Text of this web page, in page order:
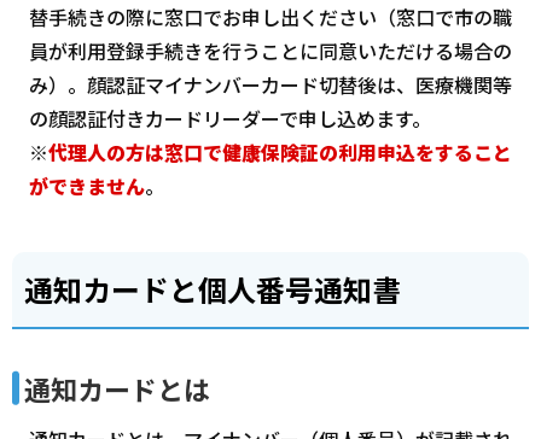
替手続きの際に窓口でお申し出ください（窓口で市の職
員が利用登録手続きを行うことに同意いただける場合の
み）。顔認証マイナンバーカード切替後は、医療機関等
の顔認証付きカードリーダーで申し込めます。
※代理人の方は窓口で健康保険証の利用申込をすること
ができません。
通知カードと個人番号通知書
通知カードとは